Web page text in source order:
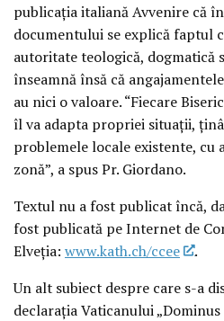
publicaţia italiană Avvenire că
documentului se explică faptul
autoritate teologică, dogmatică
înseamnă însă că
au nici o valoare. “Fiecare
îl va adapta propriei situaţii,
problemele locale existente, cu
zonă”, a spus Pr. Giordano.
Textul nu a fost publicat încă,
fost publicată pe Internet de
Elveţia: www.kath.ch/ccee
.
Un alt subiect despre care s-a
declaraţia Vaticanului